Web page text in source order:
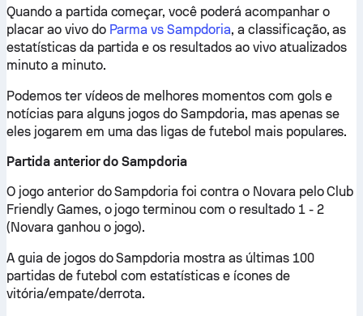
Quando a partida começar, você poderá acompanhar o
placar ao vivo do Parma vs Sampdoria, a classificação, as
estatísticas da partida e os resultados ao vivo atualizados
minuto a minuto.
Podemos ter vídeos de melhores momentos com gols e
notícias para alguns jogos do Sampdoria, mas apenas se
eles jogarem em uma das ligas de futebol mais populares.
Partida anterior do Sampdoria
O jogo anterior do Sampdoria foi contra o Novara pelo Club
Friendly Games, o jogo terminou com o resultado 1 - 2
(Novara ganhou o jogo).
A guia de jogos do Sampdoria mostra as últimas 100
partidas de futebol com estatísticas e ícones de
vitória/empate/derrota.